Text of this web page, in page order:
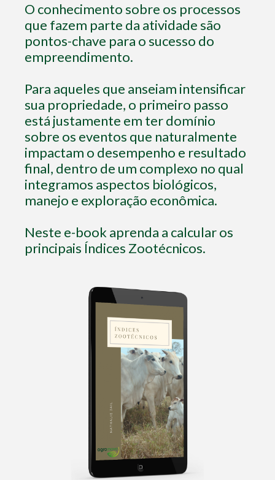
O conhecimento sobre os processos
que fazem parte da atividade são
pontos-chave para o sucesso do
empreendimento.
Para aqueles que anseiam intensificar
sua propriedade, o primeiro passo
está justamente em ter domínio
sobre os eventos que naturalmente
impactam o desempenho e resultado
final, dentro de um complexo no qual
integramos aspectos biológicos,
manejo e exploração econômica.
Neste e-book aprenda a calcular os
principais Índices Zootécnicos.